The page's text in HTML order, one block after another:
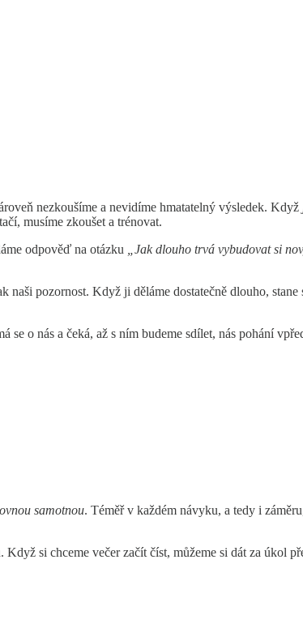
nezkoušíme a nevidíme hmatatelný výsledek. Když
musíme zkoušet a trénovat.
odpověď na otázku „Jak dlouho trvá vybudovat si
pozornost. Když ji děláme dostatečně dlouho,
o nás a čeká, až s ním budeme sdílet, nás pohání
samotnou. Téměř v každém návyku, a tedy i
si chceme večer začít číst, můžeme si dát za úkol